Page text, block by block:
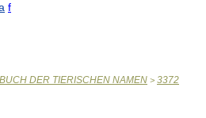
f
DER TIERISCHEN NAMEN > 3372